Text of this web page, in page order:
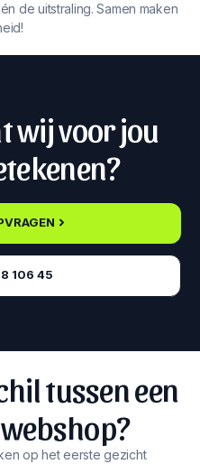
de uitstraling. Samen maken
wij voor jou
106 45‬
tussen een
op het eerste gezicht